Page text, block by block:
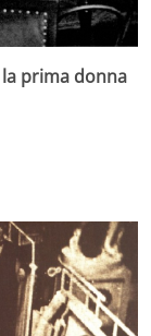
prima donna